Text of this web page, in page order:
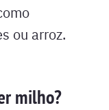
ou arroz.
milho?